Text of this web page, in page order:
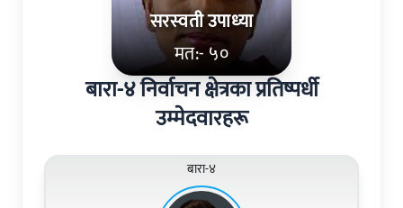
सरस्‍वती उपाध्‍या
मत:- ५०
बारा-४ निर्वाचन क्षेत्रका प्रतिष्पर्धी
उम्मेदवारहरू
बारा-४